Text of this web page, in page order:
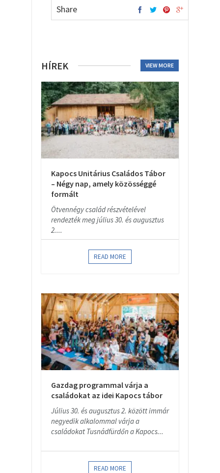
Share
HÍREK VIEW MORE
Kapocs Unitárius Családos Tábor
– Négy nap, amely közösséggé
formált
Ötvennégy család részvételével
rendezték meg július 30. és augusztus
2....
READ MORE
Gazdag programmal várja a
családokat az idei Kapocs tábor
Július 30. és augusztus 2. között immár
negyedik alkalommal várja a
családokat Tusnádfürdőn a Kapocs...
READ MORE